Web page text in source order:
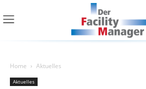
Home Aktuelles
Aktuelles